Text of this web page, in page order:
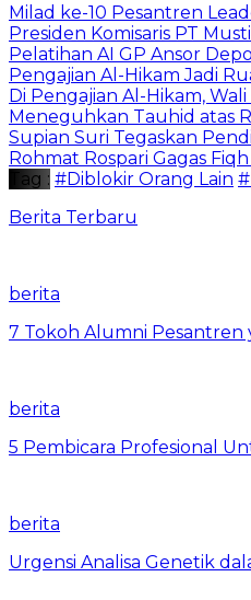
Milad ke-10 Pesantren
Presiden Komisaris PT
Pelatihan AI GP Ansor
Pengajian Al-Hikam Jadi
Di Pengajian Al-Hikam,
Meneguhkan Tauhid atas
Supian Suri Tegaskan
Rohmat Rospari Gagas
Tag : #Diblokir Orang Lain
Berita Terbaru
berita
7 Tokoh Alumni Pesantren
berita
5 Pembicara Profesional
berita
Urgensi Analisa Genetik